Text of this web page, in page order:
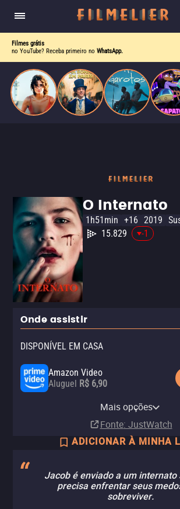
Filmes grátis
no YouTube? Receba primeiro no WhatsApp.
O Internato
1h51min +16 2019
15.829
-1
Onde assistir
DISPONÍVEL EM CASA
Amazon Video
Aluguel R$ 6,90
R$ 11,90
Mais opções
Fonte: JustWatch
ADICIONAR À MINHA
Jacob é enviado a um internato
precisa enfrentar seus
sobreviver.
escrevia e a vida real começa a